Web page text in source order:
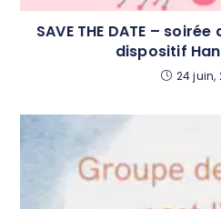
SAVE THE DATE –
dispositif
24 juin,